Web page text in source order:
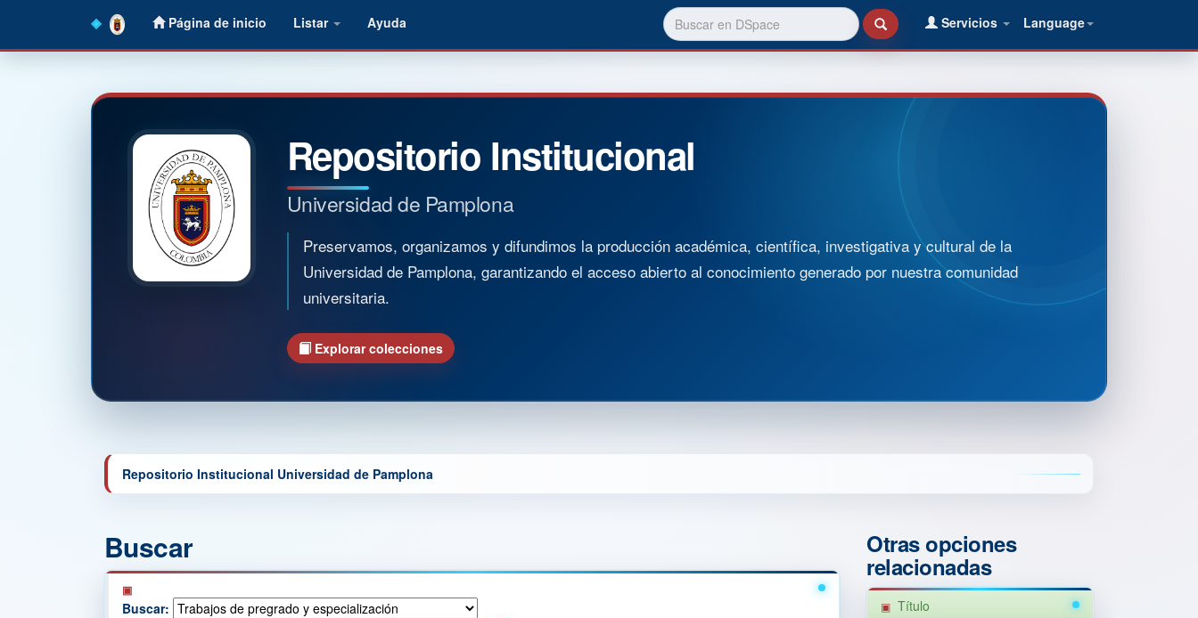
Página de inicio Listar Ayuda Language
Servicios
Repositorio Institucional
Universidad de Pamplona
Preservamos, organizamos y difundimos la producción académica, científica, investigativa y cultural de la
Universidad de Pamplona, garantizando el acceso abierto al conocimiento generado por nuestra comunidad
universitaria.
Explorar colecciones
Repositorio Institucional Universidad de Pamplona
Buscar
Buscar:
Otras opciones
relacionadas
Título